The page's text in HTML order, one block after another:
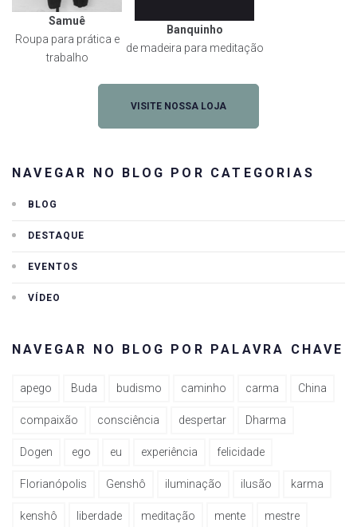
Samuê
Roupa para prática e
trabalho
Banquinho
de madeira para meditação
VISITE NOSSA LOJA
NAVEGAR NO BLOG POR CATEGORIAS
BLOG
DESTAQUE
EVENTOS
VÍDEO
NAVEGAR NO BLOG POR PALAVRA CHAVE
apego Buda budismo caminho carma China
compaixão consciência despertar Dharma
Dogen ego eu experiência felicidade
Florianópolis Genshô iluminação ilusão karma
kenshô liberdade meditação mente mestre